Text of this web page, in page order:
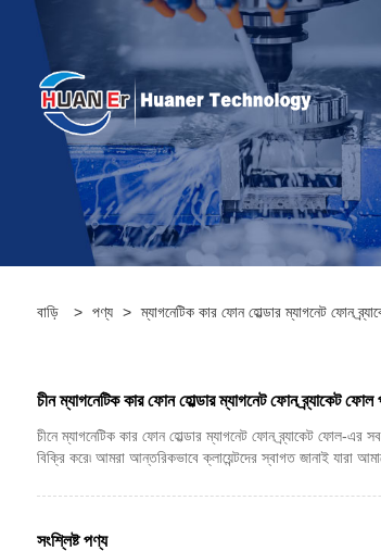
বাড়ি > পণ্য > ম্যাগনেটিক কার ফোন হোল্ডার ম্যাগনেট ফোন
চীন ম্যাগনেটিক কার ফোন হোল্ডার ম্যাগনেট ফোন ব্র্যাকেট ফোল
চীনে ম্যাগনেটিক কার ফোন হোল্ডার ম্যাগনেট ফোন ব্র্যাকেট ফোল-এর
বিক্রি করে৷ আমরা আন্তরিকভাবে ক্লায়েন্টদের স্বাগত জানাই যারা
সংশ্লিষ্ট পণ্য